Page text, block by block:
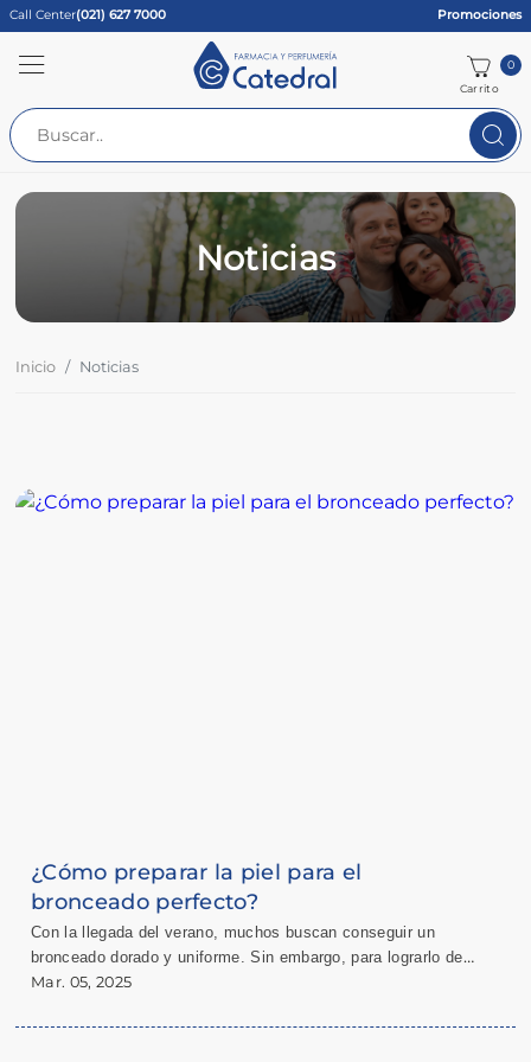
Call Center(021) 627 7000 Promociones
Carrito
0
Noticias
Inicio Noticias
¿Cómo preparar la piel para el
bronceado perfecto?
Con la llegada del verano, muchos buscan conseguir un
bronceado dorado y uniforme. Sin embargo, para lograrlo de
manera saludable y duradera, es fundamental preparar la piel
Mar. 05, 2025